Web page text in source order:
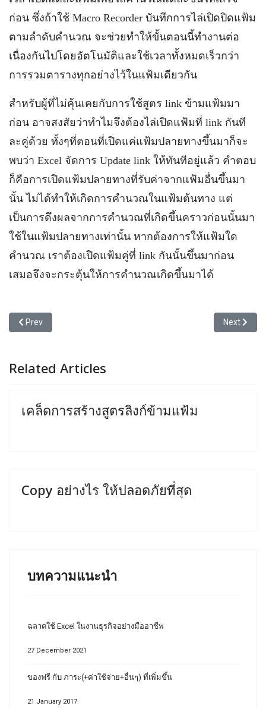
ก่อน ซึ่งถ้าใช้ Macro Recorder บันทึกการไล่เปิดปิดแฟ้ม
ตามลำดับคำนวณ จะช่วยทำให้ขั้นตอนนี้ทำงานต่อ
เนื่องกันไปโดยอัตโนมัติและใช้เวลาทั้งหมดเร็วกว่า
การรวมตารางทุกอย่างไว้ในแฟ้มเดียวกัน
สำหรับผู้ที่ไม่คุ้นเคยกับการใช้สูตร link ข้ามแฟ้มมา
ก่อน อาจสงสัยว่าทำไมจึงต้องไล่เปิดแฟ้มที่ link กันที
ละคู่ด้วย ทั้งๆที่ตอนที่เปิดแค่แฟ้มปลายทางขึ้นมาก็จะ
พบว่า Excel จัดการ Update link ให้ทันทีอยู่แล้ว คำตอบ
ก็คือการเปิดแฟ้มปลายทางที่รับค่าจากแฟ้มอื่นขึ้นมา
นั้น ไม่ได้ทำให้เกิดการคำนวณในแฟ้มต้นทาง แต่
เป็นการดึงผลจากการคำนวณที่เกิดขึ้นคราวก่อนนั้นมา
ใช้ในแฟ้มปลายทางเท่านั้น หากต้องการให้แฟ้มใด
คำนวณ เราต้องเปิดแฟ้มคู่ที่ link กันนั้นขึ้นมาก่อน
เสมอจึงจะกระตุ้นให้การคำนวณเกิดขึ้นมาได้
Previous article: การแบ่งขอบเขตพื้นที่ตาราง
Prev Next
Next
Related Articles
เคล็ดการสร้างสูตรลิงก์ข้ามแฟ้ม
Copy อย่างไร ให้ปลอดภัยที่สุด
บทความแนะนำ
ฉลาดใช้ Excel ในงานธุรกิจอย่างมืออาชีพ
27 December 2021
ของฟรี กับ ภาระ(+ค่าใช้จ่าย+อื่นๆ) ที่เพิ่มขึ้น
21 January 2017